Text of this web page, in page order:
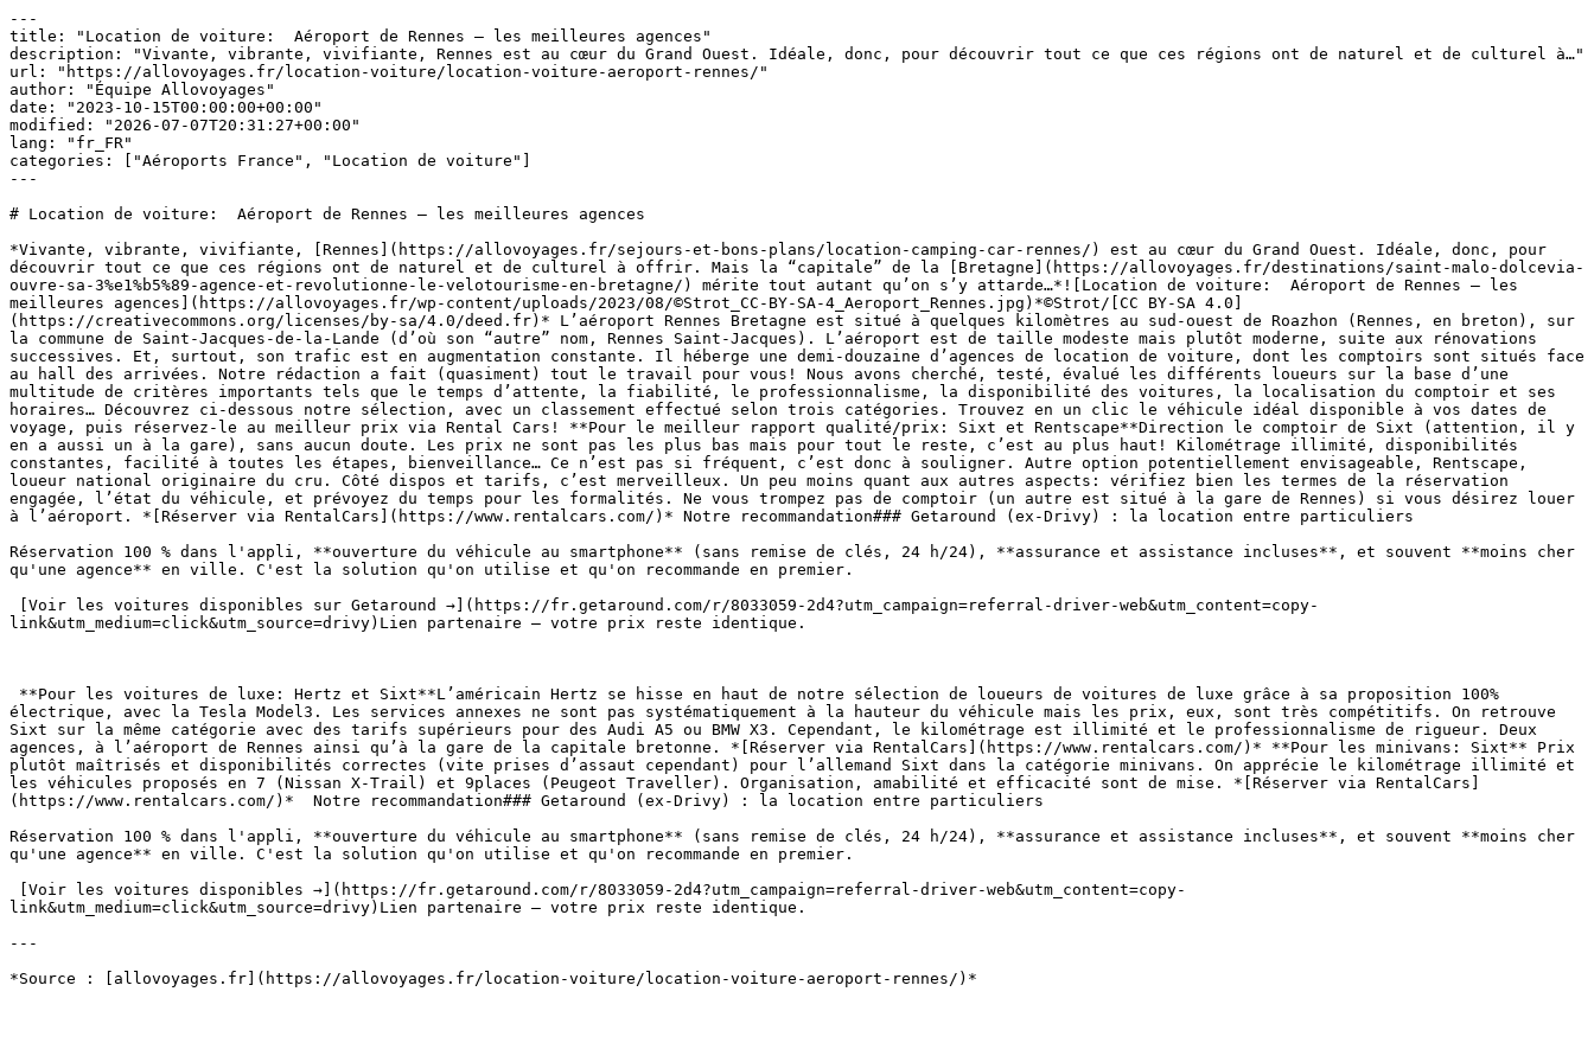
---
title: "Location de voiture:  Aéroport de Rennes – les meilleures agences"
description: "Vivante, vibrante, vivifiante, Rennes est au cœur du Grand Ouest. Idéale, donc, pour découvrir tout ce que ces régions ont de naturel et de culturel à…"
url: "https://allovoyages.fr/location-voiture/location-voiture-aeroport-rennes/"
author: "Équipe Allovoyages"
date: "2023-10-15T00:00:00+00:00"
modified: "2026-07-07T20:31:27+00:00"
lang: "fr_FR"
categories: ["Aéroports France", "Location de voiture"]
---
# Location de voiture:  Aéroport de Rennes – les meilleures agences
*Vivante, vibrante, vivifiante, [Rennes](https://allovoyages.fr/sejours-et-bons-plans/location-camping-car-rennes/) est au cœur du Grand Ouest. Idéale, donc, pour
découvrir tout ce que ces régions ont de naturel et de culturel à offrir. Mais la “capitale” de la [Bretagne](https://allovoyages.fr/destinations/saint-malo-dolcevia-
ouvre-sa-3%e1%b5%89-agence-et-revolutionne-le-velotourisme-en-bretagne/) mérite tout autant qu’on s’y attarde…*![Location de voiture:  Aéroport de Rennes – les
meilleures agences](https://allovoyages.fr/wp-content/uploads/2023/08/©Strot_CC-BY-SA-4_Aeroport_Rennes.jpg)*©Strot/[CC BY-SA 4.0]
(https://creativecommons.org/licenses/by-sa/4.0/deed.fr)* L’aéroport Rennes Bretagne est situé à quelques kilomètres au sud-ouest de Roazhon (Rennes, en breton), sur
la commune de Saint-Jacques-de-la-Lande (d’où son “autre” nom, Rennes Saint-Jacques). L’aéroport est de taille modeste mais plutôt moderne, suite aux rénovations
successives. Et, surtout, son trafic est en augmentation constante. Il héberge une demi-douzaine d’agences de location de voiture, dont les comptoirs sont situés face
au hall des arrivées. Notre rédaction a fait (quasiment) tout le travail pour vous! Nous avons cherché, testé, évalué les différents loueurs sur la base d’une
multitude de critères importants tels que le temps d’attente, la fiabilité, le professionnalisme, la disponibilité des voitures, la localisation du comptoir et ses
horaires… Découvrez ci-dessous notre sélection, avec un classement effectué selon trois catégories. Trouvez en un clic le véhicule idéal disponible à vos dates de
voyage, puis réservez-le au meilleur prix via Rental Cars! **Pour le meilleur rapport qualité/prix: Sixt et Rentscape**Direction le comptoir de Sixt (attention, il y
en a aussi un à la gare), sans aucun doute. Les prix ne sont pas les plus bas mais pour tout le reste, c’est au plus haut! Kilométrage illimité, disponibilités
constantes, facilité à toutes les étapes, bienveillance… Ce n’est pas si fréquent, c’est donc à souligner. Autre option potentiellement envisageable, Rentscape,
loueur national originaire du cru. Côté dispos et tarifs, c’est merveilleux. Un peu moins quant aux autres aspects: vérifiez bien les termes de la réservation
engagée, l’état du véhicule, et prévoyez du temps pour les formalités. Ne vous trompez pas de comptoir (un autre est situé à la gare de Rennes) si vous désirez louer
à l’aéroport. *[Réserver via RentalCars](https://www.rentalcars.com/)* Notre recommandation### Getaround (ex-Drivy) : la location entre particuliers
Réservation 100 % dans l'appli, **ouverture du véhicule au smartphone** (sans remise de clés, 24 h/24), **assurance et assistance incluses**, et souvent **moins cher
qu'une agence** en ville. C'est la solution qu'on utilise et qu'on recommande en premier.
link&utm_medium=click&utm_source=drivy)Lien partenaire — votre prix reste identique.
électrique, avec la Tesla Model3. Les services annexes ne sont pas systématiquement à la hauteur du véhicule mais les prix, eux, sont très compétitifs. On retrouve
Sixt sur la même catégorie avec des tarifs supérieurs pour des Audi A5 ou BMW X3. Cependant, le kilométrage est illimité et le professionnalisme de rigueur. Deux
agences, à l’aéroport de Rennes ainsi qu’à la gare de la capitale bretonne. *[Réserver via RentalCars](https://www.rentalcars.com/)* **Pour les minivans: Sixt** Prix
plutôt maîtrisés et disponibilités correctes (vite prises d’assaut cependant) pour l’allemand Sixt dans la catégorie minivans. On apprécie le kilométrage illimité et
les véhicules proposés en 7 (Nissan X-Trail) et 9places (Peugeot Traveller). Organisation, amabilité et efficacité sont de mise. *[Réserver via RentalCars]
(https://www.rentalcars.com/)*  Notre recommandation### Getaround (ex-Drivy) : la location entre particuliers
Réservation 100 % dans l'appli, **ouverture du véhicule au smartphone** (sans remise de clés, 24 h/24), **assurance et assistance incluses**, et souvent **moins cher
qu'une agence** en ville. C'est la solution qu'on utilise et qu'on recommande en premier.
link&utm_medium=click&utm_source=drivy)Lien partenaire — votre prix reste identique.
---